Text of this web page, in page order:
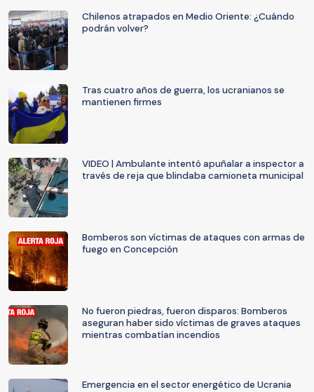
Chilenos atrapados en Medio Oriente: ¿Cuándo
podrán volver?
Tras cuatro años de guerra, los ucranianos se
mantienen firmes
VIDEO | Ambulante intentó apuñalar a inspector a
través de reja que blindaba camioneta municipal
Bomberos son víctimas de ataques con armas de
fuego en Concepción
No fueron piedras, fueron disparos: Bomberos
aseguran haber sido víctimas de graves ataques
mientras combatían incendios
Emergencia en el sector energético de Ucrania